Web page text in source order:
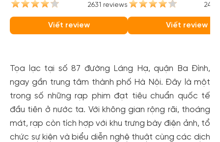
2631 reviews
Viết review Viết review
Tọa lạc tại số 87 đường Láng Hạ, quận Ba Đình,
ngay gần trung tâm thành phố Hà Nội. Đây là một
trong số những rạp phim đạt tiêu chuẩn quốc tế
đầu tiên ở nước ta. Với không gian rộng rãi, thoáng
mát, rạp còn tích hợp với khu trưng bày điện ảnh, tổ
chức sự kiện và biểu diễn nghệ thuật cùng các dịch